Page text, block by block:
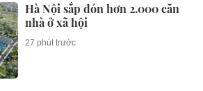
Hà Nội sắp đón hơn 2.000 căn
nhà ở xã hội
27 phút trước